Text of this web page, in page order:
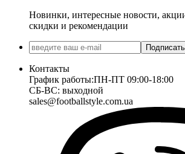
Новинки, интересные новости,
скидки и рекомендации
Контакты
График работы:ПН-ПТ 09:00-18:00
СБ-ВС: выходной
sales@footballstyle.com.ua